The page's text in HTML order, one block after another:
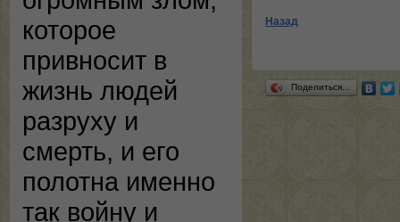
которое
привносит в
жизнь людей
разруху и
смерть, и его
полотна именно
так войну и
Назад
Поделиться…